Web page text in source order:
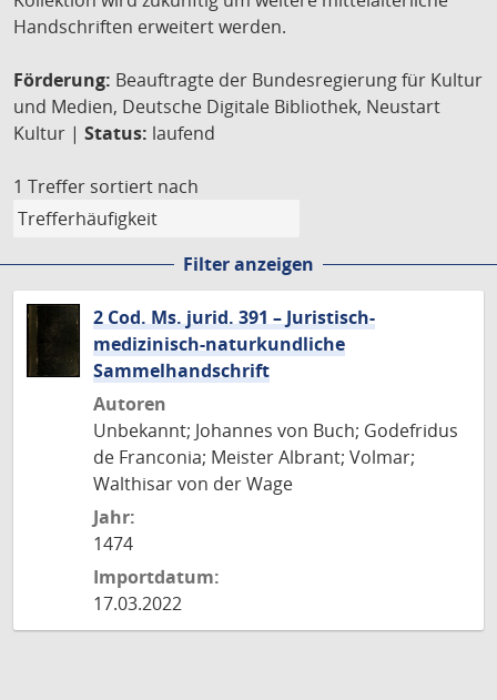
Handschriften erweitert werden.
Förderung: Beauftragte der Bundesregierung für Kultur
und Medien, Deutsche Digitale Bibliothek, Neustart
Kultur | Status: laufend
1 Treffer sortiert nach
Filter anzeigen
2 Cod. Ms. jurid. 391 – Juristisch-
medizinisch-naturkundliche
Sammelhandschrift
Autoren
Unbekannt; Johannes von Buch; Godefridus
de Franconia; Meister Albrant; Volmar;
Walthisar von der Wage
Jahr:
1474
Importdatum:
17.03.2022